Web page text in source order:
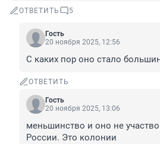
ОТВЕТИТЬ 5
Гость
20 ноября 2025, 12:56
С каких пор оно стало
ОТВЕТИТЬ
Гость
20 ноября 2025, 13:06
меньшинство и оно не
России. Это колонии